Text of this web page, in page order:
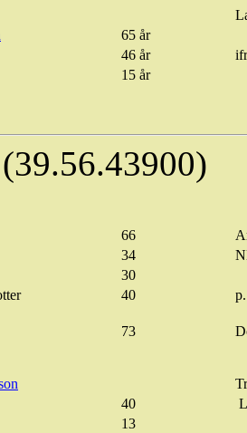
65 år
46 år
15 år
66
34
30
40
73
40
13